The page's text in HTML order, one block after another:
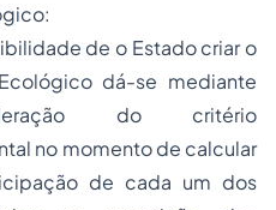
de o Estado criar o
dá-se mediante
do critério
no momento de calcular
de cada um dos